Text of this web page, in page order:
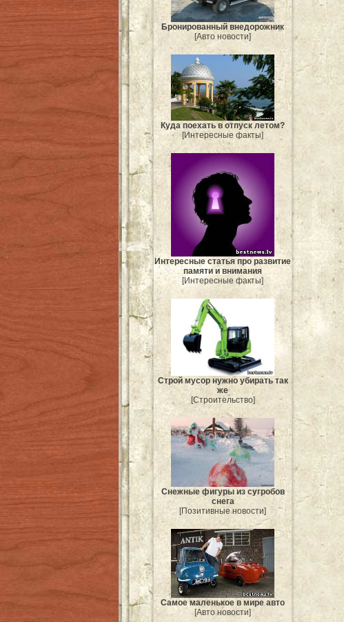
Бронированный внедорожник
[Авто новости]
Куда поехать в отпуск летом?
[Интересные факты]
Интересные статья про развитие
памяти и внимания
[Интересные факты]
Строй мусор нужно убирать так
же
[Строительство]
Снежные фигуры из сугробов
снега
[Позитивные новости]
Самое маленькое в мире авто
[Авто новости]